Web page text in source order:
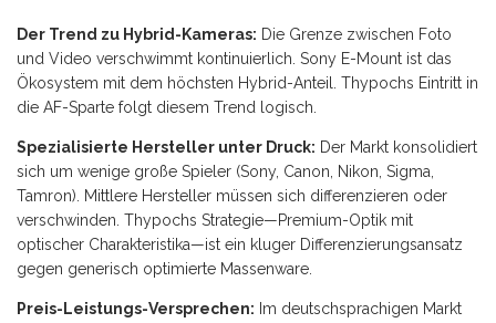
Der Trend zu Hybrid-Kameras: Die Grenze zwischen Foto
und Video verschwimmt kontinuierlich. Sony E-Mount ist das
Ökosystem mit dem höchsten Hybrid-Anteil. Thypochs Eintritt in
die AF-Sparte folgt diesem Trend logisch.
Spezialisierte Hersteller unter Druck: Der Markt konsolidiert
sich um wenige große Spieler (Sony, Canon, Nikon, Sigma,
Tamron). Mittlere Hersteller müssen sich differenzieren oder
verschwinden. Thypochs Strategie—Premium-Optik mit
optischer Charakteristika—ist ein kluger Differenzierungsansatz
gegen generisch optimierte Massenware.
Preis-Leistungs-Versprechen: Im deutschsprachigen Markt